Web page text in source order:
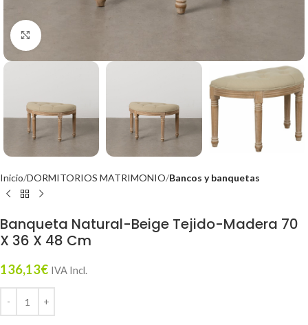
Click to enlarge
Inicio DORMITORIOS MATRIMONIO Bancos y banquetas
Banqueta Natural-Beige Tejido-Madera 70
X 36 X 48 Cm
136,13€ IVA Incl.